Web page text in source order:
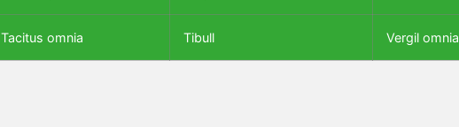
Tacitus omnia Tibull Vergil omnia